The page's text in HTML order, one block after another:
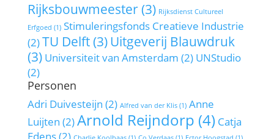
Rijksbouwmeester(3) Rijksdienst Cultureel
Erfgoed (1) Stimuleringsfonds Creatieve Industrie
(2)TU Delft(3) Uitgeverij Blauwdruk
(3) Universiteit van Amsterdam (2) UNStudio
(2)
Personen
Adri Duivesteijn (2) Alfred van der Klis(1) Anne
Luijten (2)Arnold Reijndorp (4) Catja